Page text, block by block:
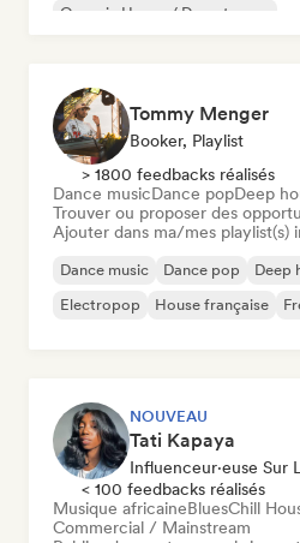
Organic House / Downtempo
Tommy Menger
Booker, Playlist
> 1800 feedbacks réalisés
Dance musicDance popDeep
Trouver ou proposer des
Ajouter dans ma/mes playlist(s)
Dance music Dance pop Deep
Electropop
House française
NOUVEAU
Tati Kapaya
Influenceur·euse Sur
< 100 feedbacks réalisés
Musique africaineBluesChill
Commercial / Mainstream